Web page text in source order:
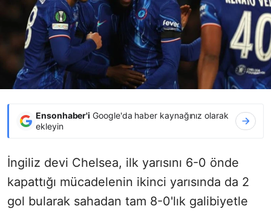
Ensonhaber'i Google'da haber kaynağınız olarak
ekleyin
İngiliz devi Chelsea, ilk yarısını 6-0 önde
kapattığı mücadelenin ikinci yarısında da 2
gol bularak sahadan tam 8-0'lık galibiyetle